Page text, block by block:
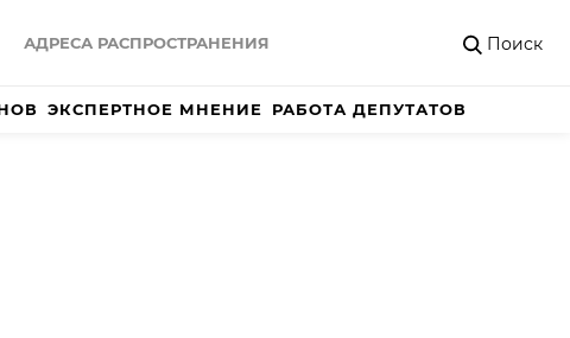
АДРЕСА РАСПРОСТРАНЕНИЯ Поиск
ЭКСПЕРТНОЕ МНЕНИЕ РАБОТА ДЕПУТАТОВ